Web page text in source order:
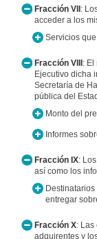
Fracción VII :
acceder a los
Servicios
Fracción VIII : El
Ejecutivo dicha
Secretaría de
pública del
Monto del
Informes
Fracción IX:
así como los
entregar
Fracción X:
adquirentes y